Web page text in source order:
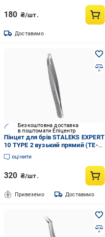
180 ₴/шт.
Доставимо
Безкоштовна доставка
в поштомати Епіцентр
Пінцет для брів STALEKS EXPERT
10 TYPE 2 вузький прямий (TE-
10/2)
оцінити
320 ₴/шт.
Привеземо Доставимо